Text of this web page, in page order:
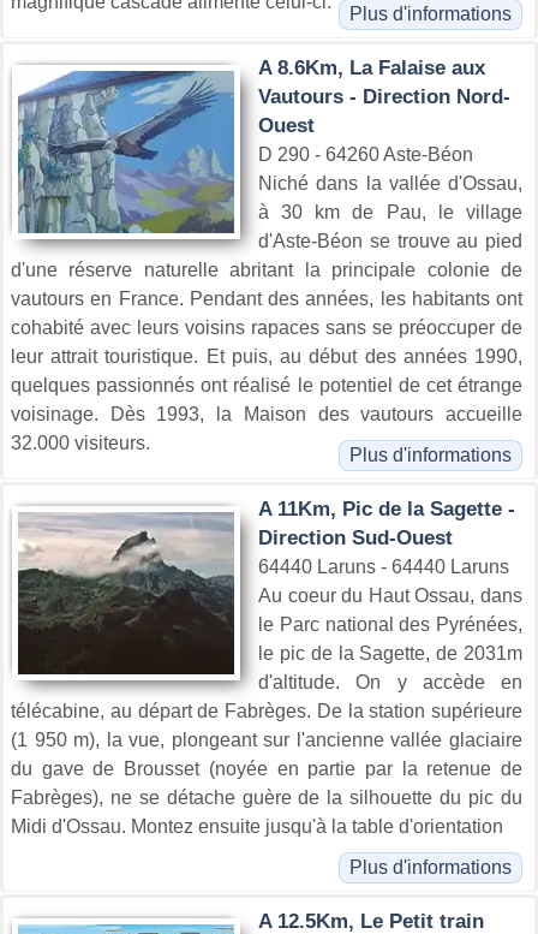
Plus d'informations
A 8.6Km, La Falaise aux
Vautours - Direction Nord-
Ouest
D 290 - 64260 Aste-Béon
Niché dans la vallée d'Ossau,
à 30 km de Pau, le village
d'Aste-Béon se trouve au pied
d'une réserve naturelle abritant la principale colonie de
vautours en France. Pendant des années, les habitants ont
cohabité avec leurs voisins rapaces sans se préoccuper de
leur attrait touristique. Et puis, au début des années 1990,
quelques passionnés ont réalisé le potentiel de cet étrange
voisinage. Dès 1993, la Maison des vautours accueille
32.000 visiteurs.
Plus d'informations
A 11Km, Pic de la Sagette -
Direction Sud-Ouest
64440 Laruns - 64440 Laruns
Au coeur du Haut Ossau, dans
le Parc national des Pyrénées,
le pic de la Sagette, de 2031m
d'altitude. On y accède en
télécabine, au départ de Fabrèges. De la station supérieure
(1 950 m), la vue, plongeant sur l'ancienne vallée glaciaire
du gave de Brousset (noyée en partie par la retenue de
Fabrèges), ne se détache guère de la silhouette du pic du
Midi d'Ossau. Montez ensuite jusqu'à la table d'orientation
Plus d'informations
A 12.5Km, Le Petit train